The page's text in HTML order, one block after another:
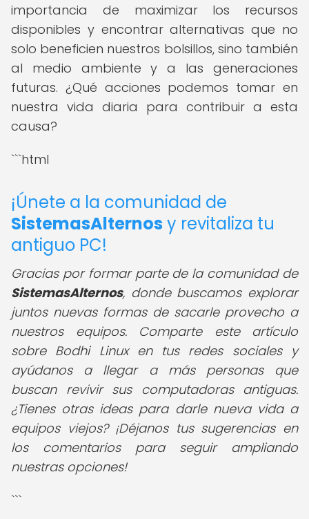
importancia de maximizar los recursos
disponibles y encontrar alternativas que no
solo beneficien nuestros bolsillos, sino también
al medio ambiente y a las generaciones
futuras. ¿Qué acciones podemos tomar en
nuestra vida diaria para contribuir a esta
causa?
```html
¡Únete a la comunidad de
SistemasAlternos y revitaliza tu
antiguo PC!
Gracias por formar parte de la comunidad de
SistemasAlternos, donde buscamos explorar
juntos nuevas formas de sacarle provecho a
nuestros equipos. Comparte este artículo
sobre Bodhi Linux en tus redes sociales y
ayúdanos a llegar a más personas que
buscan revivir sus computadoras antiguas.
¿Tienes otras ideas para darle nueva vida a
equipos viejos? ¡Déjanos tus sugerencias en
los comentarios para seguir ampliando
nuestras opciones!
```